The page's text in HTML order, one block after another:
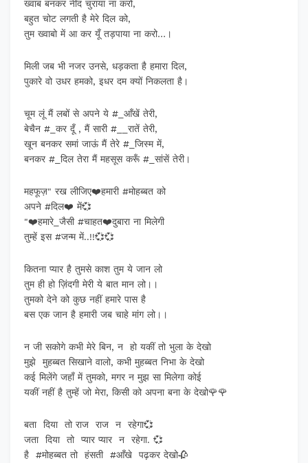
ख्वाब बनकर नींद चुराया ना करो,
बहुत चोट लगती है मेरे दिल को,
तुम ख्वाबो में आ कर यूँ तड़पाया ना करो…।
मिली जब भी नजर उनसे, धड़कता है हमारा दिल,
पुकारे वो उधर हमको, इधर दम क्यों निकलता है।
चूम लूं मैं लबों से अपने ये #_आँखें तेरी,
बेचैन #_कर दूँ , मैं सारी #__रातें तेरी,
खून बनकर समां जाऊं मैं तेरे #_जिस्म में,
बनकर #_दिल तेरा मैं महसूस करूँ #_सांसें तेरी।
महफूज़" रख लीजिए❤️हमारी #मोहब्बत को
अपने #दिल❤️ में💞
"❤️हमारे_जैसी #चाहत❤️दुबारा ना मिलेगी
तुम्हें इस #जन्म में..!!💞💞
कितना प्यार है तुमसे काश तुम ये जान लो
तुम ही हो ज़िंदगी मेरी ये बात मान लो।।
तुमको देने को कुछ नहीं हमारे पास है
बस एक जान है हमारी जब चाहे मांग लो।।
न जी सकोगे कभी मेरे बिन, न हो यकीं तो भुला के देखो
मुझे मुहब्बत सिखाने वालो, कभी मुहब्बत निभा के देखो
कई मिलेंगे जहाँ में तुमको, मगर न मुझ सा मिलेगा कोई
यकीं नहीं है तुम्हें जो मेरा, किसी को अपना बना के देखो🌹🌹
बता दिया तो राज राज न रहेगा💞
जता दिया तो प्यार प्यार न रहेगा. 💞
है #मोहब्बत तो हंसती #आँखे पढ़कर देखो🥀